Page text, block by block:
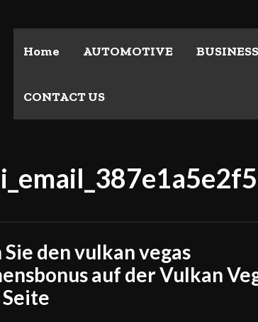
Home AUTOMOTIVE BUSINESS
CONTACT US
Sie den vulkan vegas
auf der Vulkan